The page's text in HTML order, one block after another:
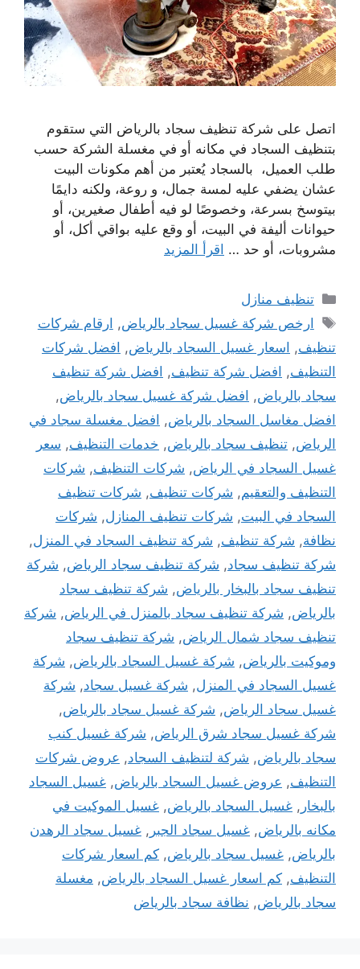
اتصل على شركة تنظيف سجاد بالرياض التي ستقوم
بتنظيف السجاد في مكانه أو في مغسلة الشركة حسب
طلب العميل، بالسجاد يُعتبر من أهم مكونات البيت
عشان يضفي عليه لمسة جمال، و روعة، ولكنه دايمًا
بيتوسخ بسرعة، وخصوصًا لو فيه أطفال صغيرين، أو
حيوانات أليفة في البيت، أو وقع عليه بواقي أكل، أو
مشروبات، أو حد … اقرأ المزيد
التصنيفات
تنظيف منازل
الوسوم
ارخص شركة غسيل سجاد بالرياض, ارقام شركات
تنظيف, اسعار غسيل السجاد بالرياض, افضل شركات
التنظيف, افضل شركة تنظيف, افضل شركة تنظيف
سجاد بالرياض, افضل شركة غسيل سجاد بالرياض,
افضل مغاسل السجاد بالرياض, افضل مغسلة سجاد في
الرياض, تنظيف سجاد بالرياض, خدمات التنظيف, سعر
غسيل السجاد في الرياض, شركات التنظيف, شركات
التنظيف والتعقيم, شركات تنظيف, شركات تنظيف
السجاد في البيت, شركات تنظيف المنازل, شركات
نظافة, شركة تنظيف, شركة تنظيف السجاد في المنزل,
شركة تنظيف سجاد, شركة تنظيف سجاد الرياض, شركة
تنظيف سجاد بالبخار بالرياض, شركة تنظيف سجاد
بالرياض, شركة تنظيف سجاد بالمنزل في الرياض, شركة
تنظيف سجاد شمال الرياض, شركة تنظيف سجاد
وموكيت بالرياض, شركة غسيل السجاد بالرياض, شركة
غسيل السجاد في المنزل, شركة غسيل سجاد, شركة
غسيل سجاد الرياض, شركة غسيل سجاد بالرياض,
شركة غسيل سجاد شرق الرياض, شركة غسيل كنب
سجاد بالرياض, شركة لتنظيف السجاد, عروض شركات
التنظيف, عروض غسيل السجاد بالرياض, غسيل السجاد
بالبخار , غسيل السجاد بالرياض, غسيل الموكيت في
مكانه بالرياض, غسيل سجاد الجبر , غسيل سجاد الرهدن
بالرياض, غسيل سجاد بالرياض, كم اسعار شركات
التنظيف, كم اسعار غسيل السجاد بالرياض, مغسلة
سجاد بالرياض, نظافة سجاد بالرياض